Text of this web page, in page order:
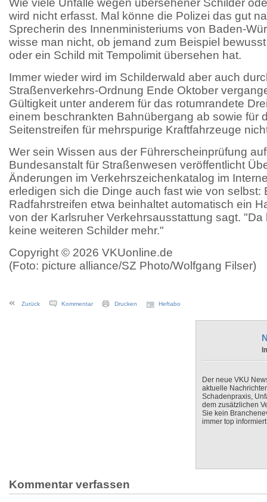
wird nicht erfasst. Mal könne die Polizei das gut
Sprecherin des Innenministeriums von Baden-
wisse man nicht, ob jemand zum Beispiel
oder ein Schild mit Tempolimit übersehen hat.
Immer wieder wird im Schilderwald aber auch
Straßenverkehrs-Ordnung Ende Oktober
Gültigkeit unter anderem für das rotumrandete
einem beschrankten Bahnübergang ab sowie für
Seitenstreifen für mehrspurige Kraftfahrzeuge
Wer sein Wissen aus der Führerscheinprüfung
Bundesanstalt für Straßenwesen veröffentlicht
Änderungen im Verkehrszeichenkatalog im
erledigen sich die Dinge auch fast wie von selbst:
Radfahrstreifen etwa beinhaltet automatisch ein
von der Karlsruher Verkehrsausstattung sagt.
keine weiteren Schilder mehr."
Copyright © 2026 VKUonline.de
(Foto: picture alliance/SZ Photo/Wolfgang Filser)
Zurück Kommentar Drucken Heftabo
Der neue VKU
aktuelle
Schadenpraxis,
dem zusätzlichen
Sie kein
immer top
Kommentar verfassen